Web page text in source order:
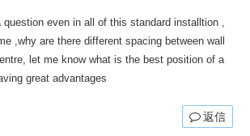
even in all of this standard installtion ,
,why are there different spacing between wall
let me know what is the best position of a
great advantages
返信